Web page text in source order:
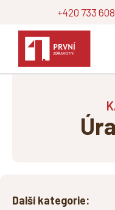
+420 733
Další kategorie: